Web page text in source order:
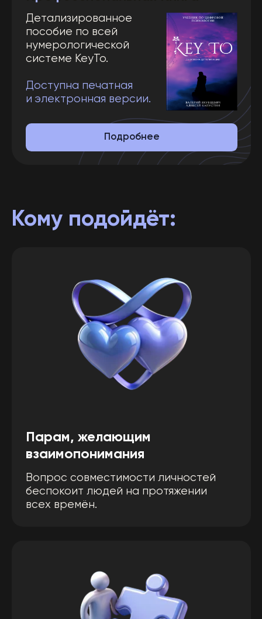
Тем, кто не может найти
своё место в жизни
Каждый человек чувствует себя лучше,
когда понимает, что он там, где
должен быть и занимается своим
Парам, желающим
взаимопонимания
Кому подойдёт: